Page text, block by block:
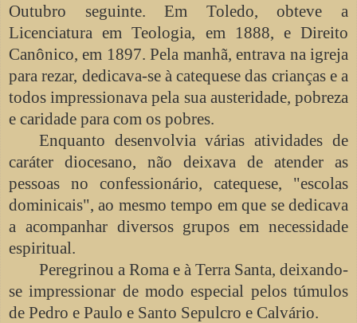
Outubro seguinte. Em Toledo, obteve a
Licenciatura em Teologia, em 1888, e Direito
Canônico, em 1897. Pela manhã, entrava na igreja
para rezar, dedicava-se à catequese das crianças e a
todos impressionava pela sua austeridade, pobreza
e caridade para com os pobres.
Enquanto desenvolvia várias atividades de
caráter diocesano, não deixava de atender as
pessoas no confessionário, catequese, "escolas
dominicais", ao mesmo tempo em que se dedicava
a acompanhar diversos grupos em necessidade
espiritual.
Peregrinou a Roma e à Terra Santa, deixando-
se impressionar de modo especial pelos túmulos
de Pedro e Paulo e Santo Sepulcro e Calvário.